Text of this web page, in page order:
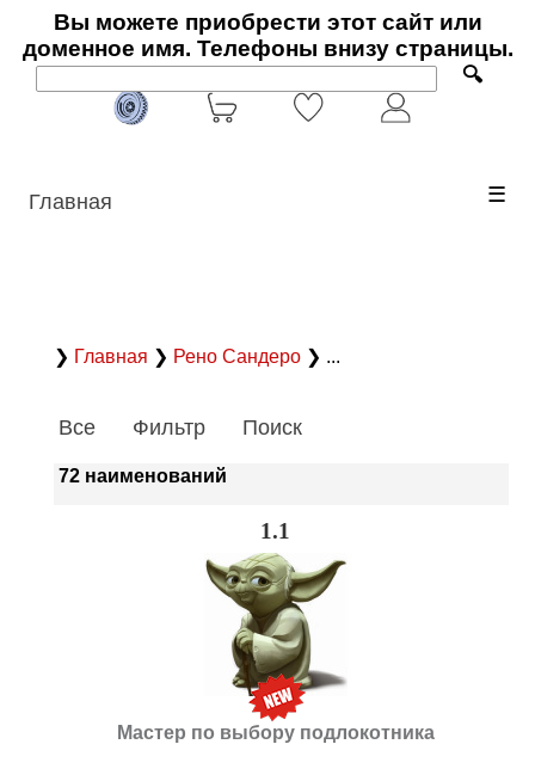
Вы можете приобрести этот сайт или
доменное имя. Телефоны внизу страницы.
🔍
Главная ☰
❯ Главная ❯ Рено Сандеро ❯ ...
Все Фильтр Поиск
72 наименований
1.1
Мастер по выбору подлокотника